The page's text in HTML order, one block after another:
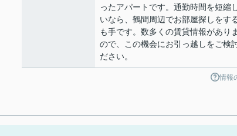
ったアパートです。通勤時間を短縮
いなら、鶴間周辺でお部屋探しをす
も手です。数多くの賃貸情報があり
ので、この機会にお引っ越しをご検
ださい。
情報